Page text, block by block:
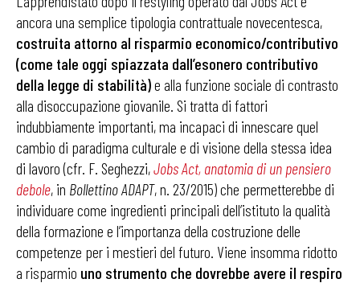
ancora una semplice tipologia contrattuale novecentesca,
costruita attorno al risparmio economico/contributivo
(come tale oggi spiazzata dall’esonero contributivo
della legge di stabilità)e alla funzione sociale di contrasto
alla disoccupazione giovanile. Si tratta di fattori
indubbiamente importanti, ma incapaci di innescare quel
cambio di paradigma culturale e di visione della stessa idea
di lavoro (cfr. F. Seghezzi,Jobs Act, anatomia di un pensiero
debole, in Bollettino ADAPT, n. 23/2015) che permetterebbe di
individuare come ingredienti principali dell’istituto la qualità
della formazione e l’importanza della costruzione delle
competenze per i mestieri del futuro. Viene insomma ridotto
a risparmio uno strumento che dovrebbe avere il respiro